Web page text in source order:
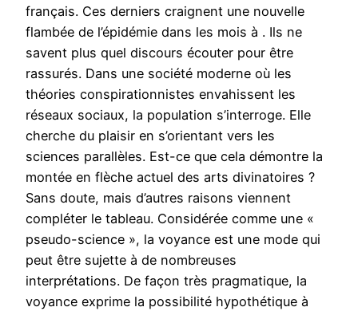
français. Ces derniers craignent une nouvelle
flambée de l’épidémie dans les mois à . Ils ne
savent plus quel discours écouter pour être
rassurés. Dans une société moderne où les
théories conspirationnistes envahissent les
réseaux sociaux, la population s’interroge. Elle
cherche du plaisir en s’orientant vers les
sciences parallèles. Est-ce que cela démontre la
montée en flèche actuel des arts divinatoires ?
Sans doute, mais d’autres raisons viennent
compléter le tableau. Considérée comme une «
pseudo-science », la voyance est une mode qui
peut être sujette à de nombreuses
interprétations. De façon très pragmatique, la
voyance exprime la possibilité hypothétique à